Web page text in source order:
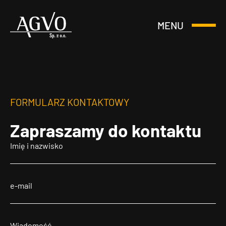
Header
MENU
Otwórz
FORMULARZ KONTAKTOWY
Zapraszamy do kontaktu